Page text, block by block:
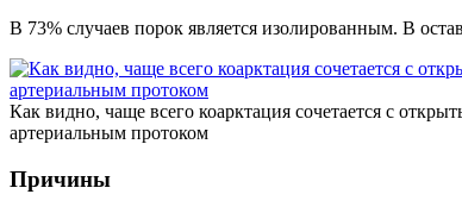
В 73% случаев порок является изолированным. В
Как видно, чаще всего коарктация сочетается с
артериальным протоком
Причины